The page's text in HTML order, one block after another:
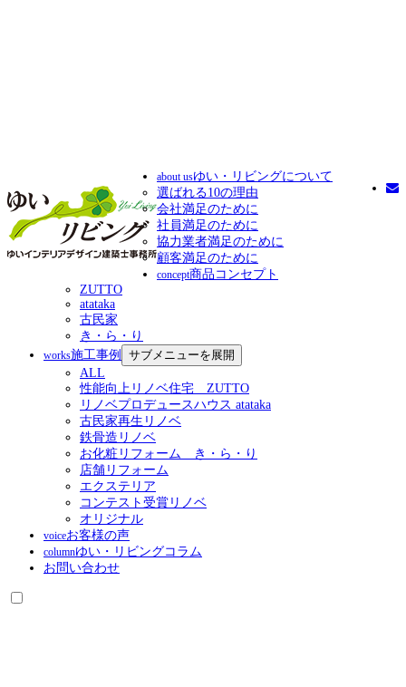
about usゆい・リビングについて
選ばれる10の理由
会社満足のために
社員満足のために
協力業者満足のために
顧客満足のために
concept商品コンセプト
ZUTTO
atataka
古民家
き・ら・り
works施工事例
サブメニューを展開
ALL
性能向上リノベ住宅 ZUTTO
リノベプロデュースハウス atataka
古民家再生リノベ
鉄骨造リノベ
お化粧リフォーム き・ら・り
店舗リフォーム
エクステリア
コンテスト受賞リノベ
オリジナル
voiceお客様の声
columnゆい・リビングコラム
お問い合わせ